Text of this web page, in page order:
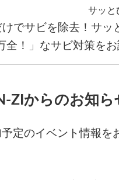
サッと
でサビを除去！サッ
全！」なサビ対策をお
ZIからのお知
定のイベント情報を